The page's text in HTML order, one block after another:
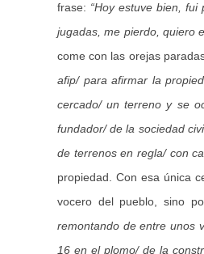
frase: “Hoy estuve bien,
jugadas, me pierdo, quiero
come con las orejas
afip/ para afirmar la
cercado/ un terreno y se
fundador/ de la sociedad
de terrenos en regla/ con
propiedad. Con esa única
vocero del pueblo, sino
remontando de entre unos
16 en el plomo/ de la